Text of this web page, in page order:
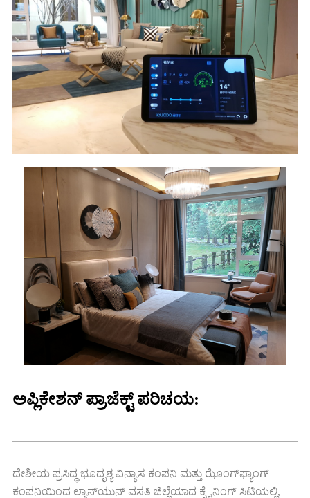
ಅಪ್ಲಿಕೇಶನ್ ಪ್ರಾಜೆಕ್ಟ್ ಪರಿಚಯ:
ದೇಶೀಯ ಪ್ರಸಿದ್ಧ ಭೂದೃಶ್ಯ ವಿನ್ಯಾಸ ಕಂಪನಿ ಮತ್ತು ಝೊಂಗ್‌ಫ್ಯಾಂಗ್
ಕಂಪನಿಯಿಂದ ಲ್ಯಾನ್‌ಯುನ್ ವಸತಿ ಜಿಲ್ಲೆಯಾದ ಕ್ಸೈನಿಂಗ್ ಸಿಟಿಯಲ್ಲಿ,